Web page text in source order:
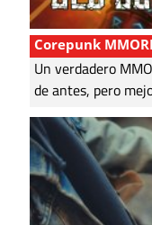
Corepunk
Un verdadero
de antes, pero